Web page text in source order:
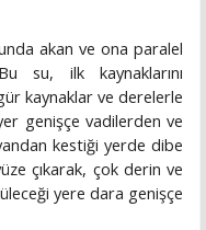
akan ve ona paralel
su, ilk kaynaklarını
kaynaklar ve derelerle
genişçe vadilerden ve
kestiği yerde dibe
çıkarak, çok derin ve
yere dara genişçe